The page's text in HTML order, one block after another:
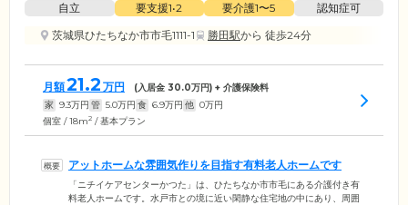
自立 要支援1•2 要介護1〜5
認知症可
茨城県ひたちなか市市毛1111-1
勝田駅から 徒歩24分
月額21.2 万円 (入居金 30.0万円) + 介護保険料
家 9.3万円 管 5.0万円 食 6.9万円 他 0万円
個室 / 18m2 / 基本プラン
アットホームな雰囲気作りを目指す有料老人ホームです
「ニチイケアセンターかつた」は、ひたちなか市市毛にある介護付き有
料老人ホームです。水戸市との境に近い閑静な住宅地の中にあり、周囲